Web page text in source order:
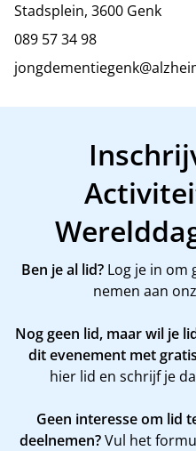
Stadsplein, 3600 Genk
089 57 34 98
Ben je al lid?Log je in om
nemen aan
Nog geen lid, maar wil je
dit evenement met
hier lid en schrijf je
Geen interesse om lid
deelnemen?Vul het